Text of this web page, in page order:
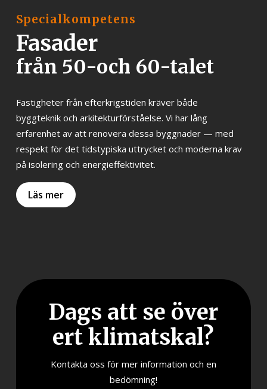
Specialkompetens
Fasader
från 50-och 60-talet
Fastigheter från efterkrigstiden kräver både
byggteknik och arkitekturförståelse. Vi har lång
erfarenhet av att renovera dessa byggnader — med
respekt för det tidstypiska uttrycket och moderna krav
på isolering och energieffektivitet.
Läs mer
Dags att se över
ert klimatskal?
Kontakta oss för mer information och en
bedömning!